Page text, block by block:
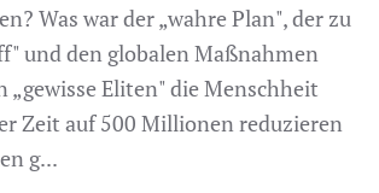
Was war der „wahre Plan", der zu
und den globalen Maßnahmen
Eliten" die Menschheit
Zeit auf 500 Millionen reduzieren
g...